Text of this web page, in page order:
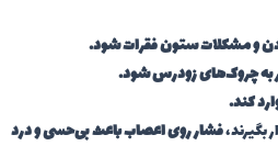
و مشکلات ستون فقرات شود.
چروک‌های زودرس شود.
کند.
فشار روی اعصاب باعث بی‌حسی و درد